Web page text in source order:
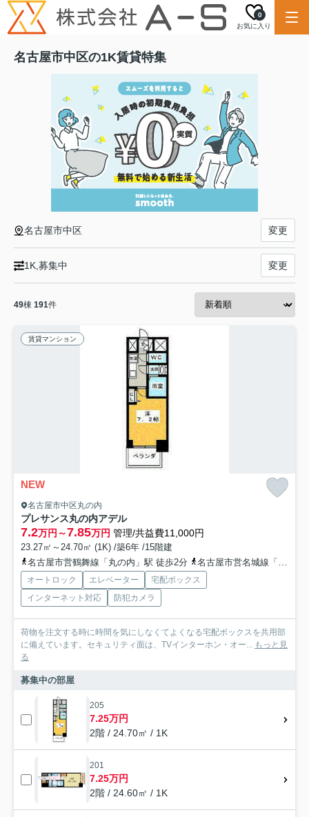
お気に入り
0
名古屋市中区の1K賃貸特集
名古屋市中区 変更
1K,募集中 変更
49棟 191件
賃貸マンション
NEW
名古屋市中区丸の内
プレサンス丸の内アデル
7.2万円～7.85万円 管理/共益費11,000円
23.27㎡～24.70㎡ (1K) /築6年 /15階建
名古屋市営鶴舞線「丸の内」駅 徒歩2分
名古屋市営名城線「久屋大通」駅 徒歩10分
オートロック エレベーター
宅配ボックス
インターネット対応
防犯カメラ
荷物を注文する時に時間を気にしなくてよくなる宅配ボックスを共用部
に備えています。セキュリティ面は、TVインターホン・オー... もっと見
る
募集中の部屋
205
7.25万円
2階 / 24.70㎡ / 1K
201
7.25万円
2階 / 24.60㎡ / 1K